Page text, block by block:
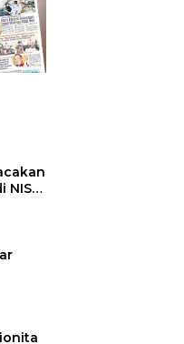
Tinju Perbati 2026
Mega Jasa
All Out Siapkan
Pertandingan
NISF